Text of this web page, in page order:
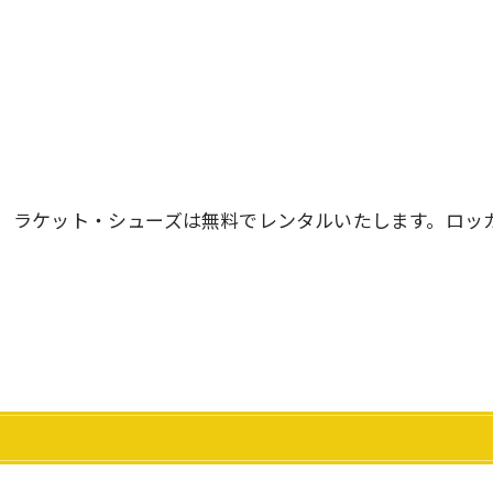
ラケット・シューズは無料でレンタルいたします。ロッ